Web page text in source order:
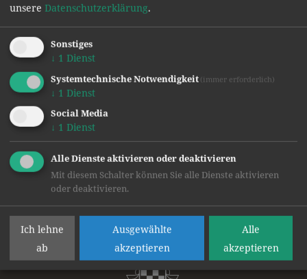
Text und Bilder: Isabel Bodmann, BEd MEd
zurück
unsere Datenschutzerklärung.
Sonstiges
↓ 1 Dienst
Systemtechnische Notwendigkeit (immer erforderlich)
↓ 1 Dienst
Social Media
↓ 1 Dienst
Alle Dienste aktivieren oder deaktivieren
Mit diesem Schalter können Sie alle Dienste aktivieren
oder deaktivieren.
Ich lehne
ab
Ausgewählte
akzeptieren
Alle
akzeptieren